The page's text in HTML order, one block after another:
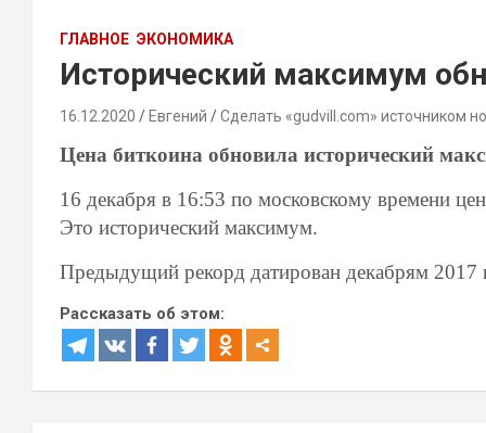
ГЛАВНОЕ ЭКОНОМИКА
Исторический максимум
16.12.2020 Евгений Сделать «gudvill.com» источником
Цена биткоина обновила исторический
16 декабря в 16:53 по московскому времени
Это исторический максимум.
Предыдущий рекорд датирован декабрям 2017
Рассказать об этом: